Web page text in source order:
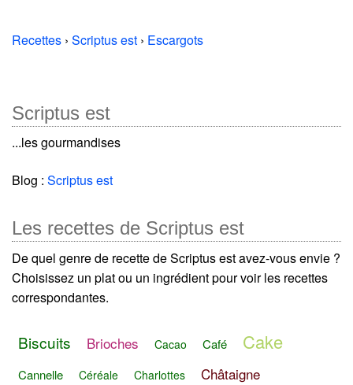
Recettes › Scriptus est › Escargots
Scriptus est
...les gourmandises
Blog : Scriptus est
Les recettes de Scriptus est
De quel genre de recette de Scriptus est avez-vous envie ?
Choisissez un plat ou un ingrédient pour voir les recettes
correspondantes.
Biscuits Brioches Cacao Café Cake
Cannelle Céréale Charlottes Châtaigne